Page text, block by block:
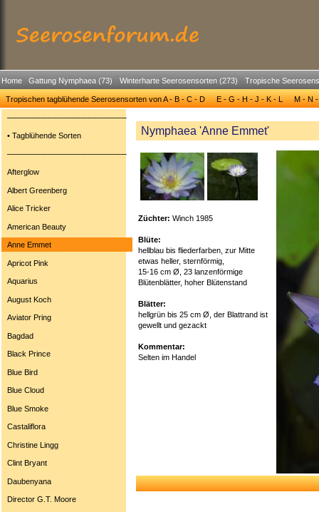
Home Gattung Nymphaea (73) Winterharte Seerosensorten (273) Tropische
Tropischen tagblühende Seerosensorten von A - B - C - D E - G - H - J - K - L M - N
Nymphaea 'Anne Emmet'
Züchter: Winch 1985
Blüte:
hellblau bis fliederfarben, zur Mitte
etwas heller, sternförmig,
15-16 cm Ø, 23 lanzenförmige
Blütenblätter, hoher Blütenstand
Blätter:
hellgrün bis 25 cm Ø, der Blattrand ist
gewellt und gezackt
Kommentar:
Selten im Handel
─────────────────────
• Tagblühende Sorten
─────────────────────
Afterglow
Albert Greenberg
Alice Tricker
American Beauty
Anne Emmet
Apricot Pink
Aquarius
August Koch
Aviator Pring
Bagdad
Black Prince
Blue Bird
Blue Cloud
Blue Smoke
Castaliflora
Christine Lingg
Clint Bryant
Daubenyana
Director G.T. Moore